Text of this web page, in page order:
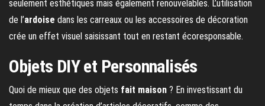
seulement esthétiques mais également renouvelables. L’utilisation
de l’ardoise dans les carreaux ou les accessoires de décoration
crée un effet visuel saisissant tout en restant écoresponsable.
Objets DIY et Personnalisés
Quoi de mieux que des objets fait maison ? En investissant du